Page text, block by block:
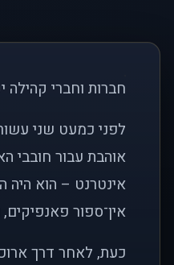
חברות וחברי קהילה
אוהבת עבור חובבי
אינטרנט – הוא היה
אין־ספור פאנפיקים,
כעת, לאחר דרך